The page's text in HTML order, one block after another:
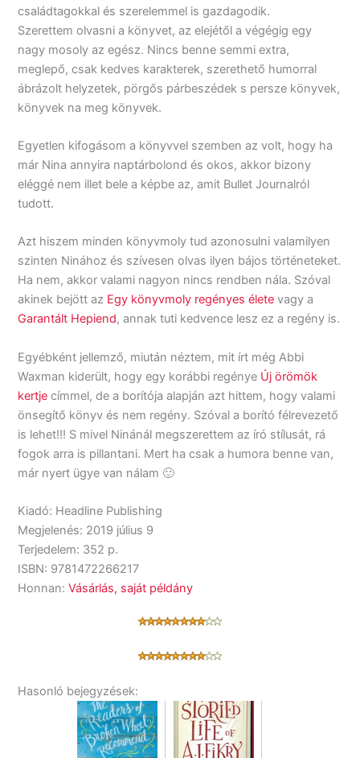
családtagokkal és szerelemmel is gazdagodik.
Szerettem olvasni a könyvet, az elejétől a végégig egy
nagy mosoly az egész. Nincs benne semmi extra,
meglepő, csak kedves karakterek, szerethető humorral
ábrázolt helyzetek, pörgős párbeszédek s persze könyvek,
könyvek na meg könyvek.
Egyetlen kifogásom a könyvvel szemben az volt, hogy ha
már Nina annyira naptárbolond és okos, akkor bizony
eléggé nem illet bele a képbe az, amit Bullet Journalról
tudott.
Azt hiszem minden könyvmoly tud azonosulni valamilyen
szinten Ninához és szívesen olvas ilyen bájos történeteket.
Ha nem, akkor valami nagyon nincs rendben nála. Szóval
akinek bejött az Egy könyvmoly regényes élete vagy a
Garantált Hepiend, annak tuti kedvence lesz ez a regény is.
Egyébként jellemző, miután néztem, mit írt még Abbi
Waxman kiderült, hogy egy korábbi regénye Új örömök
kertje címmel, de a borítója alapján azt hittem, hogy valami
önsegítő könyv és nem regény. Szóval a borító félrevezető
is lehet!!! S mivel Ninánál megszerettem az író stílusát, rá
fogok arra is pillantani. Mert ha csak a humora benne van,
már nyert ügye van nálam 🙂
Kiadó: Headline Publishing
Megjelenés: 2019 július 9
Terjedelem: 352 p.
ISBN: 9781472266217
Honnan:Vásárlás, saját példány
Hasonló bejegyzések: